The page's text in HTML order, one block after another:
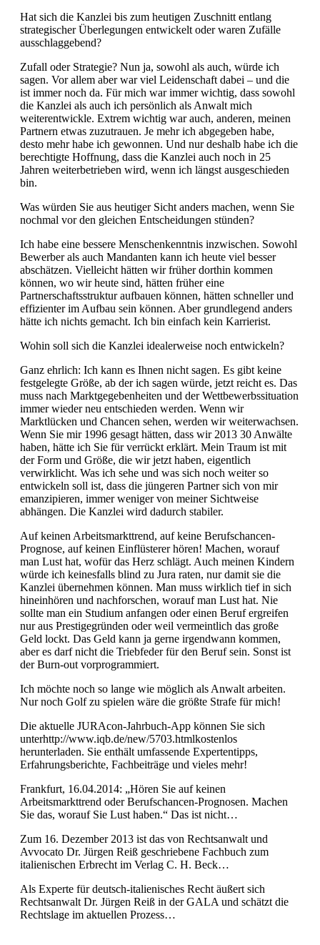
Hat sich die Kanzlei bis zum heutigen Zuschnitt entlang
strategischer Überlegungen entwickelt oder waren Zufälle
ausschlaggebend?
Zufall oder Strategie? Nun ja, sowohl als auch, würde ich
sagen. Vor allem aber war viel Leidenschaft dabei – und die
ist immer noch da. Für mich war immer wichtig, dass sowohl
die Kanzlei als auch ich persönlich als Anwalt mich
weiterentwickle. Extrem wichtig war auch, anderen, meinen
Partnern etwas zuzutrauen. Je mehr ich abgegeben habe,
desto mehr habe ich gewonnen. Und nur deshalb habe ich die
berechtigte Hoffnung, dass die Kanzlei auch noch in 25
Jahren weiterbetrieben wird, wenn ich längst ausgeschieden
bin.
Was würden Sie aus heutiger Sicht anders machen, wenn Sie
nochmal vor den gleichen Entscheidungen stünden?
Ich habe eine bessere Menschenkenntnis inzwischen. Sowohl
Bewerber als auch Mandanten kann ich heute viel besser
abschätzen. Vielleicht hätten wir früher dorthin kommen
können, wo wir heute sind, hätten früher eine
Partnerschaftsstruktur aufbauen können, hätten schneller und
effizienter im Aufbau sein können. Aber grundlegend anders
hätte ich nichts gemacht. Ich bin einfach kein Karrierist.
Wohin soll sich die Kanzlei idealerweise noch entwickeln?
Ganz ehrlich: Ich kann es Ihnen nicht sagen. Es gibt keine
festgelegte Größe, ab der ich sagen würde, jetzt reicht es. Das
muss nach Marktgegebenheiten und der Wettbewerbssituation
immer wieder neu entschieden werden. Wenn wir
Marktlücken und Chancen sehen, werden wir weiterwachsen.
Wenn Sie mir 1996 gesagt hätten, dass wir 2013 30 Anwälte
haben, hätte ich Sie für verrückt erklärt. Mein Traum ist mit
der Form und Größe, die wir jetzt haben, eigentlich
verwirklicht. Was ich sehe und was sich noch weiter so
entwickeln soll ist, dass die jüngeren Partner sich von mir
emanzipieren, immer weniger von meiner Sichtweise
abhängen. Die Kanzlei wird dadurch stabiler.
Auf keinen Arbeitsmarkttrend, auf keine Berufschancen-
Prognose, auf keinen Einflüsterer hören! Machen, worauf
man Lust hat, wofür das Herz schlägt. Auch meinen Kindern
würde ich keinesfalls blind zu Jura raten, nur damit sie die
Kanzlei übernehmen können. Man muss wirklich tief in sich
hineinhören und nachforschen, worauf man Lust hat. Nie
sollte man ein Studium anfangen oder einen Beruf ergreifen
nur aus Prestigegründen oder weil vermeintlich das große
Geld lockt. Das Geld kann ja gerne irgendwann kommen,
aber es darf nicht die Triebfeder für den Beruf sein. Sonst ist
der Burn-out vorprogrammiert.
Ich möchte noch so lange wie möglich als Anwalt arbeiten.
Nur noch Golf zu spielen wäre die größte Strafe für mich!
Die aktuelle JURAcon-Jahrbuch-App können Sie sich
unterhttp://www.iqb.de/new/5703.htmlkostenlos
herunterladen. Sie enthält umfassende Expertentipps,
Erfahrungsberichte, Fachbeiträge und vieles mehr!
Frankfurt, 16.04.2014: „Hören Sie auf keinen
Arbeitsmarkttrend oder Berufschancen-Prognosen. Machen
Sie das, worauf Sie Lust haben.“ Das ist nicht…
Zum 16. Dezember 2013 ist das von Rechtsanwalt und
Avvocato Dr. Jürgen Reiß geschriebene Fachbuch zum
italienischen Erbrecht im Verlag C. H. Beck…
Als Experte für deutsch-italienisches Recht äußert sich
Rechtsanwalt Dr. Jürgen Reiß in der GALA und schätzt die
Rechtslage im aktuellen Prozess…